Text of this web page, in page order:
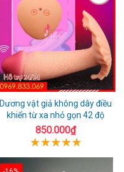
Dương vật giả không dây điều
khiển từ xa nhỏ gọn 42 độ
850.000₫